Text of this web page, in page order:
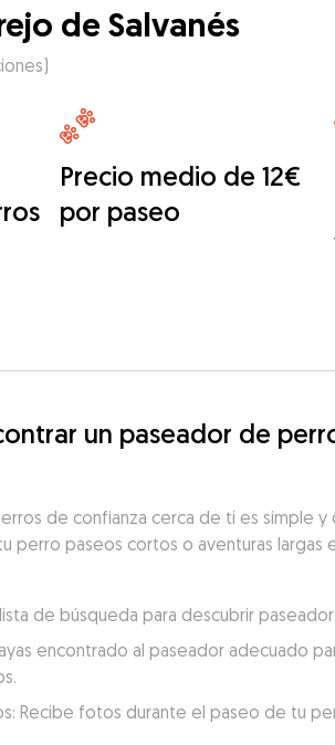
de Salvanés
)
Precio medio de 12€
por paseo
un paseador de
de confianza cerca de ti es simple
perro paseos cortos o aventuras
lista de búsqueda para descubrir
encontrado al paseador adecuado
Recibe fotos durante el paseo de tu